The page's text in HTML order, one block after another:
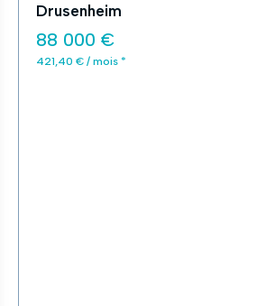
Drusenheim
88 000 €
421,40 € / mois *